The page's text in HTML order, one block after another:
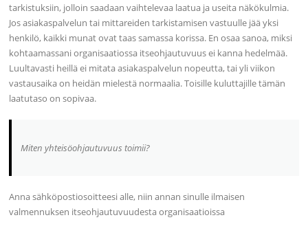
tarkistuksiin, jolloin saadaan vaihtelevaa laatua ja useita näkökulmia.
Jos asiakaspalvelun tai mittareiden tarkistamisen vastuulle jää yksi
henkilö, kaikki munat ovat taas samassa korissa. En osaa sanoa, miksi
kohtaamassani organisaatiossa itseohjautuvuus ei kanna hedelmää.
Luultavasti heillä ei mitata asiakaspalvelun nopeutta, tai yli viikon
vastausaika on heidän mielestä normaalia. Toisille kuluttajille tämän
laatutaso on sopivaa.
Miten yhteisöohjautuvuus toimii?
Anna sähköpostiosoitteesi alle, niin annan sinulle ilmaisen
valmennuksen itseohjautuvuudesta organisaatioissa